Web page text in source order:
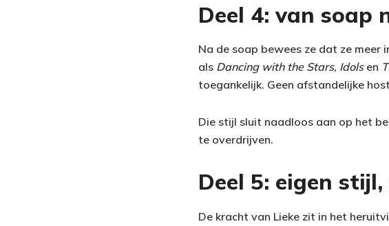
Deel 4: van soap
Na de soap bewees ze dat ze meer
als Dancing with the Stars, Idolsen
toegankelijk. Geen afstandelijke
Die stijl sluit naadloos aan op het
te overdrijven.
Deel 5: eigen
De kracht van Lieke zit in het